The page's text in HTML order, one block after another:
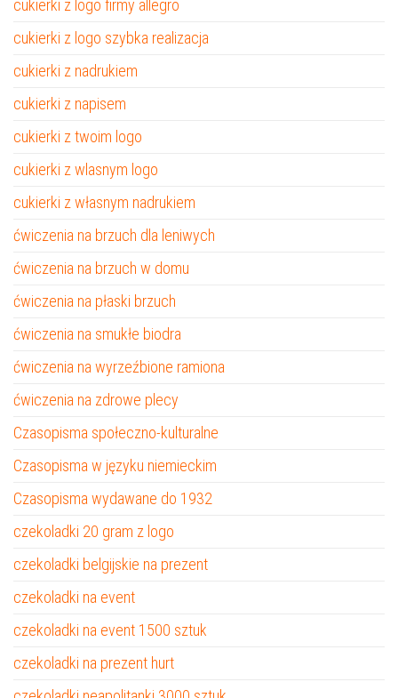
cukierki z logo firmy allegro
cukierki z logo szybka realizacja
cukierki z nadrukiem
cukierki z napisem
cukierki z twoim logo
cukierki z wlasnym logo
cukierki z własnym nadrukiem
ćwiczenia na brzuch dla leniwych
ćwiczenia na brzuch w domu
ćwiczenia na płaski brzuch
ćwiczenia na smukłe biodra
ćwiczenia na wyrzeźbione ramiona
ćwiczenia na zdrowe plecy
Czasopisma społeczno-kulturalne
Czasopisma w języku niemieckim
Czasopisma wydawane do 1932
czekoladki 20 gram z logo
czekoladki belgijskie na prezent
czekoladki na event
czekoladki na event 1500 sztuk
czekoladki na prezent hurt